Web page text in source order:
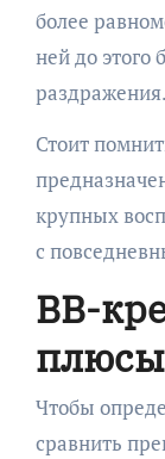
более
ней до этого
раздражения.
Стоит
крупных
с
BB-
Чтобы
сравнить